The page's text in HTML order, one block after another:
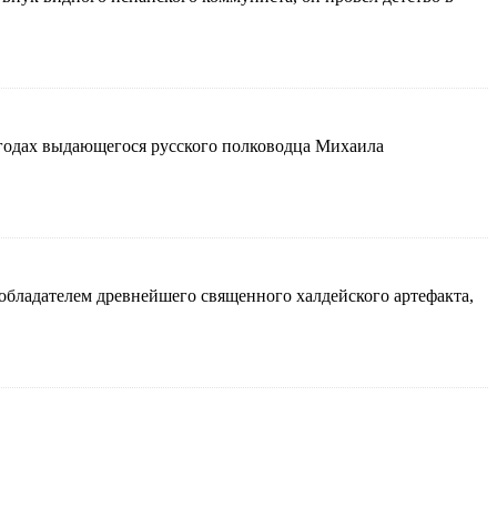
выдающегося русского полководца Михаила
древнейшего священного халдейского артефакта,